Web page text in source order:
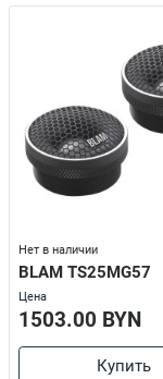
Нет в наличии
BLAM TS25MG57
Цена
1503.00 BYN
Купить